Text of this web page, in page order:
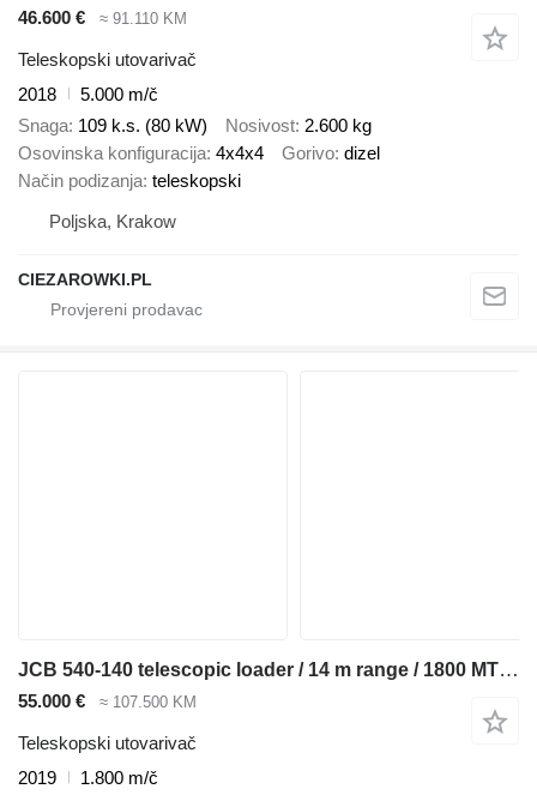
46.600 € ≈ 91.110 KM
Teleskopski utovarivač
2018
5.000 m/č
Snaga 109 k.s. (80 kW) Nosivost 2.600 kg
Osovinska konfiguracija 4x4x4 Gorivo dizel
Način podizanja teleskopski
Poljska, Krakow
CIEZAROWKI.PL
JCB 540-140 telescopic loader / 14 m range / 1800 MTH / Several unit
55.000 € ≈ 107.500 KM
Teleskopski utovarivač
2019
1.800 m/č